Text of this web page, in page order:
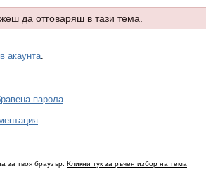
да отговаряш в тази тема.
акаунта.
парола
за твоя браузър. Кликни тук за ръчен избор на тема